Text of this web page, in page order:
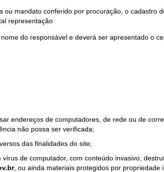
mandato conferido por procuração, o cadastro
representação
do responsável e deverá ser apresentado o
endereços de computadores, de rede ou de
não possa ser verificada;
das finalidades do site;
de computador, com conteúdo invasivo,
, ou ainda materiais protegidos por propriedade